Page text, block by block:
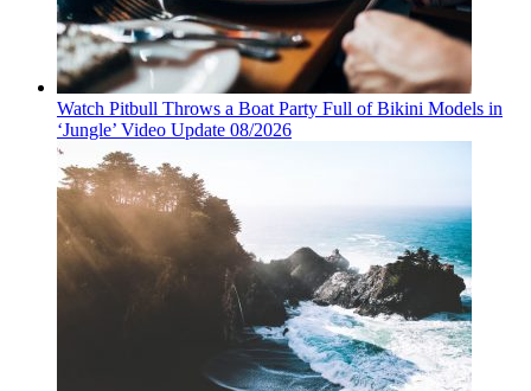
Watch Pitbull Throws a Boat Party Full of Bikini Models in
‘Jungle’ Video Update 08/2026